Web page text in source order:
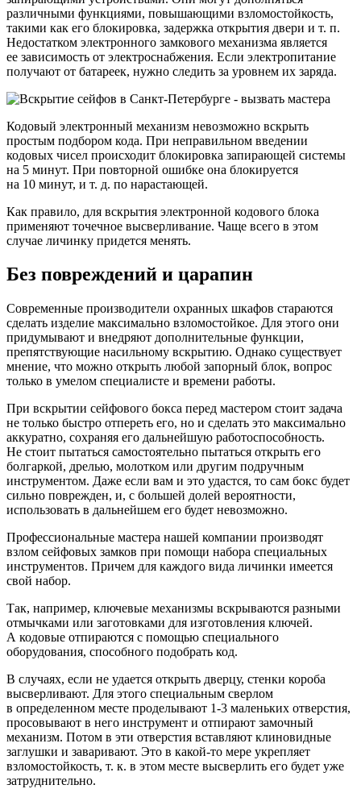
различными функциями, повышающими взломостойкость,
такими как его блокировка, задержка открытия двери и т. п.
Недостатком электронного замкового механизма является
ее зависимость от электроснабжения. Если электропитание
получают от батареек, нужно следить за уровнем их заряда.
Кодовый электронный механизм невозможно вскрыть
простым подбором кода. При неправильном введении
кодовых чисел происходит блокировка запирающей системы
на 5 минут. При повторной ошибке она блокируется
на 10 минут, и т. д. по нарастающей.
Как правило, для вскрытия электронной кодового блока
применяют точечное высверливание. Чаще всего в этом
случае личинку придется менять.
Без повреждений и царапин
Современные производители охранных шкафов стараются
сделать изделие максимально взломостойкое. Для этого они
придумывают и внедряют дополнительные функции,
препятствующие насильному вскрытию. Однако существует
мнение, что можно открыть любой запорный блок, вопрос
только в умелом специалисте и времени работы.
При вскрытии сейфового бокса перед мастером стоит задача
не только быстро отпереть его, но и сделать это максимально
аккуратно, сохраняя его дальнейшую работоспособность.
Не стоит пытаться самостоятельно пытаться открыть его
болгаркой, дрелью, молотком или другим подручным
инструментом. Даже если вам и это удастся, то сам бокс будет
сильно поврежден, и, с большей долей вероятности,
использовать в дальнейшем его будет невозможно.
Профессиональные мастера нашей компании производят
взлом сейфовых замков при помощи набора специальных
инструментов. Причем для каждого вида личинки имеется
свой набор.
Так, например, ключевые механизмы вскрываются разными
отмычками или заготовками для изготовления ключей.
А кодовые отпираются с помощью специального
оборудования, способного подобрать код.
В случаях, если не удается открыть дверцу, стенки короба
высверливают. Для этого специальным сверлом
в определенном месте проделывают 1-3 маленьких отверстия,
просовывают в него инструмент и отпирают замочный
механизм. Потом в эти отверстия вставляют клиновидные
заглушки и заваривают. Это в какой-то мере укрепляет
взломостойкость, т. к. в этом месте высверлить его будет уже
затруднительно.